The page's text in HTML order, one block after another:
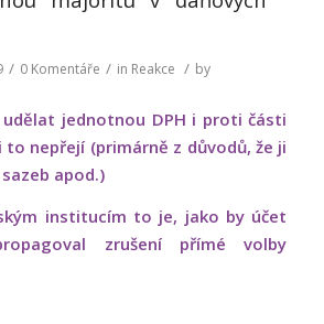
/ 0 Komentáře / in Reakce / by
udělat jednotnou DPH i proti části
to nepřejí (primárně z důvodů, že ji
apod.)
institucím to je, jako by účet
zrušení přímé volby